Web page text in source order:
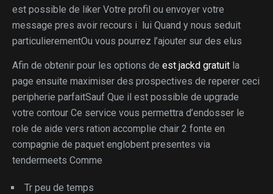
est possible de liker Votre profil ou envoyer votre
message pres avoir recours i lui Quand y nous seduit
particulierementOu vous pourrez l’ajouter sur des elus
Afin de obtenir pour les options de est jackd gratuit la
page ensuite maximiser des prospectives de reperer ceci
peripherie parfaitSauf Que il est possible de upgrade
votre contour Ce service vous permettra d’endosser le
role de aide vers ration accomplie chair 2 fonte en
compagnie de paquet englobent presentes via
tendermeets Comme
Tr peu de temps